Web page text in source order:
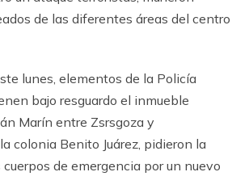
de las diferentes áreas del centro
lunes, elementos de la Policía
bajo resguardo el inmueble
Marín entre Zsrsgoza y
colonia Benito Juárez, pidieron la
de emergencia por un nuevo